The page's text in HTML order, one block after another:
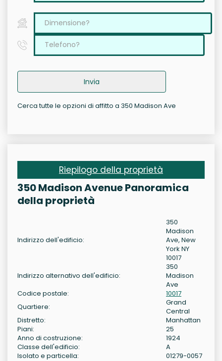
Invia
Cerca tutte le opzioni di affitto a 350 Madison Ave
Riepilogo della proprietà
350 Madison Avenue Panoramica
della proprietà
Indirizzo dell'edificio:
350
Madison
Ave, New
York NY
10017
Indirizzo alternativo dell'edificio:
350
Madison
Ave
Codice postale:
10017
Quartiere:
Grand
Central
Distretto:
Manhattan
Piani:
25
Anno di costruzione:
1924
Classe dell'edificio:
A
Isolato e particella:
01279-0057